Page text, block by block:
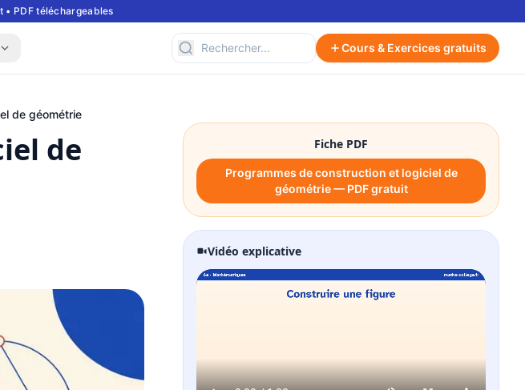
• PDF téléchargeables
Cours & Exercices gratuits
de géométrie
de
Fiche PDF
Programmes de construction et logiciel de
géométrie — PDF gratuit
Vidéo explicative